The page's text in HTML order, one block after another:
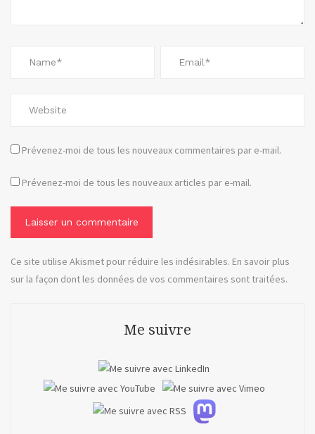
Prévenez-moi de tous les nouveaux commentaires par e-mail.
Prévenez-moi de tous les nouveaux articles par e-mail.
Ce site utilise Akismet pour réduire les indésirables. En savoir plus
sur la façon dont les données de vos commentaires sont traitées.
Me suivre